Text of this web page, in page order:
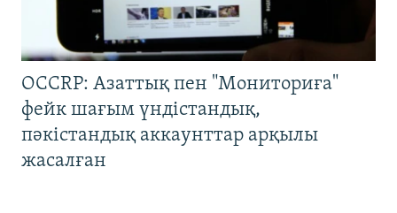
OCCRP: Азаттық пен "Мониториға"
фейк шағым үндістандық,
пәкістандық аккаунттар арқылы
жасалған